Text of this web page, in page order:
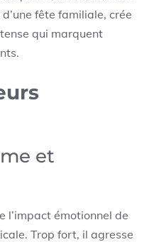
fête familiale, crée
qui marquent
et
l’impact émotionnel de
Trop fort, il agresse